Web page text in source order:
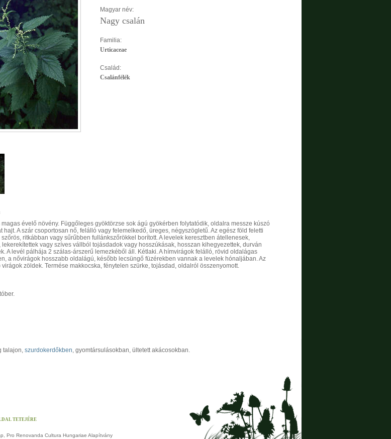
Magyar név:
Nagy csalán
Familia:
Urticaceae
Család:
Csalánfélék
magas évelő növény. Függőleges gyöktörzse sok ágú gyökérben folytatódik, oldalra messze kúszó
hajt. A szár csoportosan nő, felálló vagy felemelkedő, üreges, négyszögletű. Az egész föld feletti
ritkábban vagy sűrűbben fullánkszőrökkel borított. A levelek keresztben átellenesek,
lekerekítettek vagy szíves vállból tojásdadok vagy hosszúkásak, hosszan kihegyezettek, durván
A levél pálhája 2 szálas-árszerű lemezkéből áll. Kétlaki. A hímvirágok felálló, rövid oldalágas
a nővirágok hosszabb oldalágú, később lecsüngő füzérekben vannak a levelek hónaljában. Az
zöldek. Termése makkocska, fénytelen szürke, tojásdad, oldalról összenyomott.
talajon, szurdokerdőkben, gyomtársulásokban, ültetett akácosokban.
TETEJÉRE
Pro Renovanda Cultura Hungariae Alapítvány